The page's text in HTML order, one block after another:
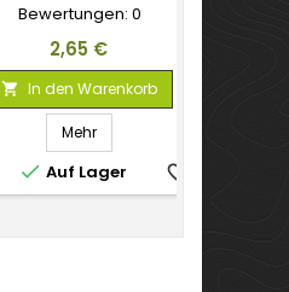
Bewertungen: 0
Preis
2,65 €
 In den Warenkorb
Mehr
 Auf Lager favorite_border